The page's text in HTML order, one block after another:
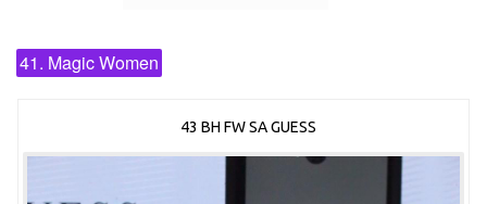
41. Magic Women
43 BH FW SA GUESS